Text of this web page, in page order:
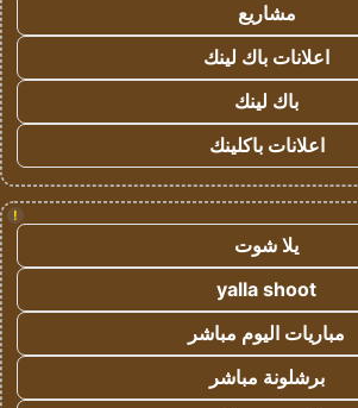
مشاريع
اعلانات باك لينك
باك لينك
اعلانات باكلينك
!
يلا شوت
yalla shoot
مباريات اليوم مباشر
برشلونة مباشر